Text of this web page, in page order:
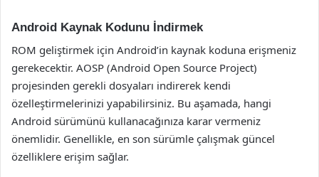
Android Kaynak Kodunu İndirmek
ROM geliştirmek için Android’in kaynak koduna erişmeniz
gerekecektir. AOSP (Android Open Source Project)
projesinden gerekli dosyaları indirerek kendi
özelleştirmelerinizi yapabilirsiniz. Bu aşamada, hangi
Android sürümünü kullanacağınıza karar vermeniz
önemlidir. Genellikle, en son sürümle çalışmak güncel
özelliklere erişim sağlar.